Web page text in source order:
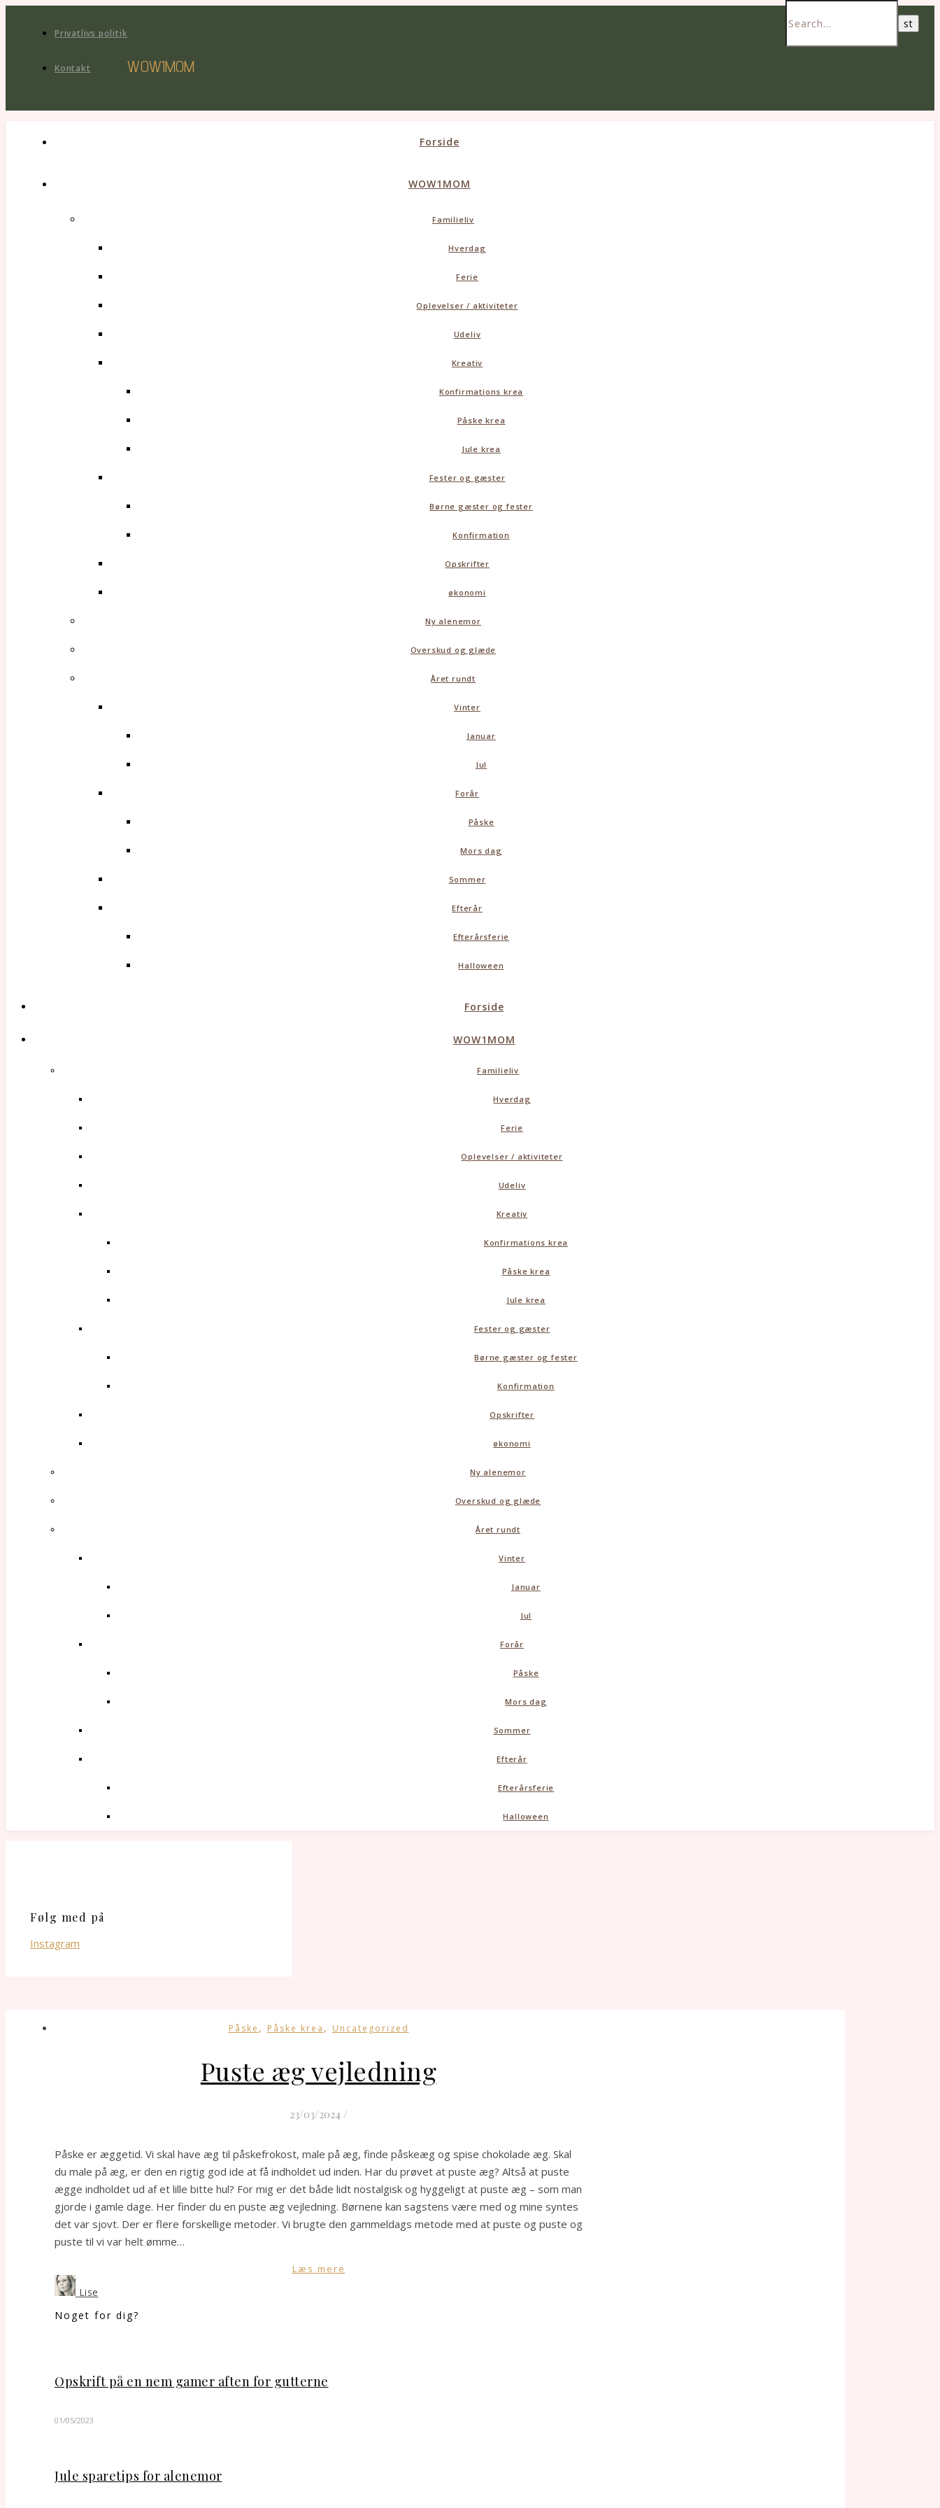
Privatlivs politik
Kontakt WOW1MOM
Forside
WOW1MOM
Familieliv
Hverdag
Ferie
Oplevelser / aktiviteter
Udeliv
Kreativ
Konfirmations krea
Påske krea
Jule krea
Fester og gæster
Børne gæster og fester
Konfirmation
Opskrifter
økonomi
Ny alenemor
Overskud og glæde
Året rundt
Vinter
Januar
Jul
Forår
Påske
Mors dag
Sommer
Efterår
Efterårsferie
Halloween
Forside
WOW1MOM
Familieliv
Hverdag
Ferie
Oplevelser / aktiviteter
Udeliv
Kreativ
Konfirmations krea
Påske krea
Jule krea
Fester og gæster
Børne gæster og fester
Konfirmation
Opskrifter
økonomi
Ny alenemor
Overskud og glæde
Året rundt
Vinter
Januar
Jul
Forår
Påske
Mors dag
Sommer
Efterår
Efterårsferie
Halloween
Følg med på
Instagram
Påske , Påske krea , Uncategorized
Puste æg vejledning
23/03/2024 /
Påske er æggetid. Vi skal have æg til påskefrokost, male på æg, finde påskeæg og spise chokolade æg. Skal
du male på æg, er den en rigtig god ide at få indholdet ud inden. Har du prøvet at puste æg? Altså at puste
ægge indholdet ud af et lille bitte hul? For mig er det både lidt nostalgisk og hyggeligt at puste æg – som man
gjorde i gamle dage. Her finder du en puste æg vejledning. Børnene kan sagstens være med og mine syntes
det var sjovt. Der er flere forskellige metoder. Vi brugte den gammeldags metode med at puste og puste og
puste til vi var helt ømme…
Læs mere
Lise
Noget for dig?
Opskrift på en nem gamer aften for gutterne
01/05/2023
Jule sparetips for alenemor